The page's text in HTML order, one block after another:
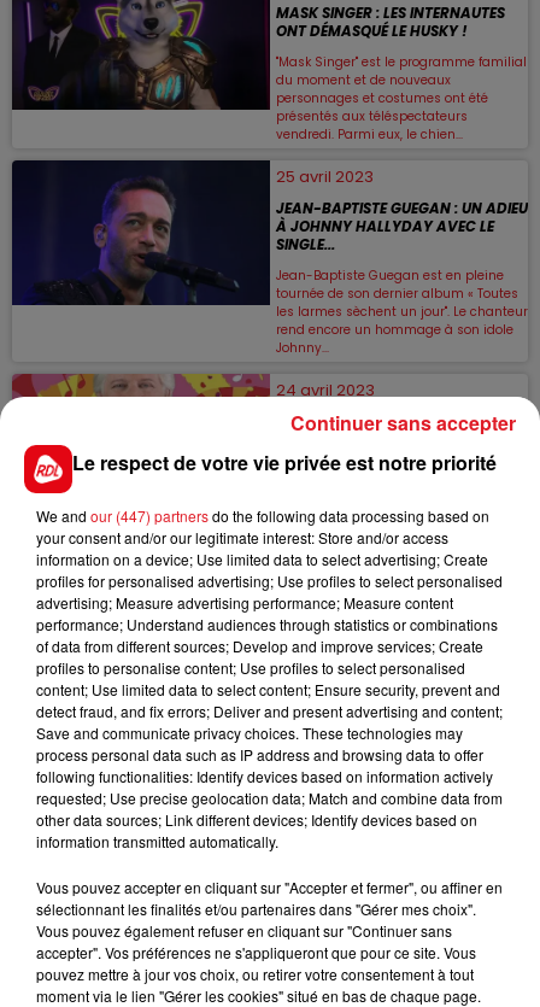
MASK SINGER : LES INTERNAUTES
ONT DÉMASQUÉ LE HUSKY !
"Mask Singer" est le programme familial
du moment et de nouveaux
personnages et costumes ont été
présentés aux téléspectateurs
vendredi. Parmi eux, le chien...
25 avril 2023
JEAN-BAPTISTE GUEGAN : UN ADIEU
À JOHNNY HALLYDAY AVEC LE
SINGLE...
Jean-Baptiste Guegan est en pleine
tournée de son dernier album « Toutes
les larmes sèchent un jour". Le chanteur
rend encore un hommage à son idole
Johnny...
24 avril 2023
PATRICK SÉBASTIEN REVIENT AVEC
Patrick Sébastien n'avait pas sorti
ses fans et à quelques mois de l’été,
l’animateur signe son grand retour. Cet
album...
19 avril 2023
BRIGITTE BARDOT : LA SÉRIE
PROCHAINEMENT SUR FRANCE 2 !
Attention, événement dans votre télé !
Le 8 mai, France 2 lancera la diffusion
du biopic "Bardot", une série en
plusieurs épisodes consacrée à l'icône
du...
18 avril 2023
FLORENT PAGNY : NUMÉRO UN DES
VENTES AVEC SON
AUTOBIOGRAPHIE !
Son autobiographie "Pagny par Florent",
où il raconte ses moments de carrière
mais aussi sa maladie, est numéro un
des ventes de livres ! Face au succès,...
Le respect de votre vie privée est notre priorité
We and our (447) partnersdo the following data processing based on
your consent and/or our legitimate interest: Store and/or access
information on a device; Use limited data to select advertising; Create
profiles for personalised advertising; Use profiles to select personalised
advertising; Measure advertising performance; Measure content
performance; Understand audiences through statistics or combinations
of data from different sources; Develop and improve services; Create
profiles to personalise content; Use profiles to select personalised
content; Use limited data to select content; Ensure security, prevent and
detect fraud, and fix errors; Deliver and present advertising and content;
Save and communicate privacy choices. These technologies may
process personal data such as IP address and browsing data to offer
following functionalities: Identify devices based on information actively
requested; Use precise geolocation data; Match and combine data from
other data sources; Link different devices; Identify devices based on
information transmitted automatically.
Vous pouvez accepter en cliquant sur "Accepter et fermer", ou affiner en
sélectionnant les finalités et/ou partenaires dans "Gérer mes choix".
Vous pouvez également refuser en cliquant sur "Continuer sans
accepter". Vos préférences ne s'appliqueront que pour ce site. Vous
pouvez mettre à jour vos choix, ou retirer votre consentement à tout
moment via le lien "Gérer les cookies" situé en bas de chaque page.
Continuer sans accepter